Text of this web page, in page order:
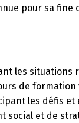
pour sa
les
de
les défis
et de